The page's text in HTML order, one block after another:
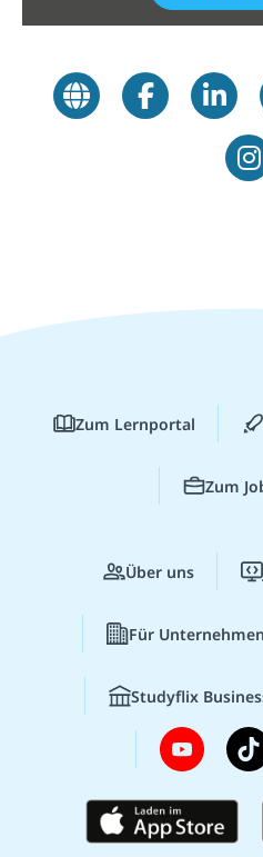
Zum Lernportal
Zum
Über uns
Für Unternehmen
Studyflix